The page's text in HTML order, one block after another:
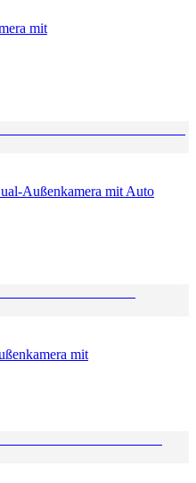
mit
Außenkamera mit Auto
mit